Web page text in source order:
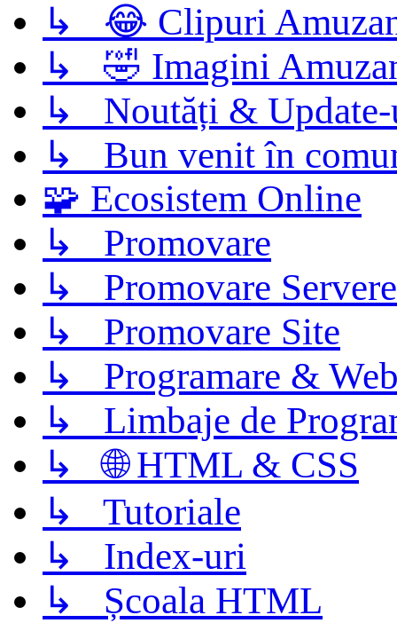
↳ 😂 Clipuri
↳ 🤣 Imagini
↳ Noutăți &
↳ Bun venit în
🧩 Ecosistem Online
↳ Promovare
↳ Promovare Servere
↳ Promovare Site
↳ Programare &
↳ Limbaje de
↳ 🌐 HTML & CSS
↳ Tutoriale
↳ Index-uri
↳ Școala HTML